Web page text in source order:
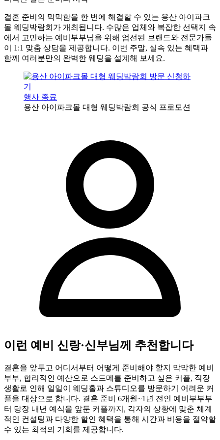
결혼 준비의 막막함을 한 번에 해결할 수 있는 용산 아이파크
몰 웨딩박람회가 개최됩니다. 수많은 업체와 복잡한 선택지 속
에서 고민하는 예비부부님을 위해 엄선된 브랜드와 전문가들
이 1:1 맞춤 상담을 제공합니다. 이번 주말, 실속 있는 혜택과
함께 여러분만의 완벽한 웨딩을 설계해 보세요.
행사 종료
용산 아이파크몰 대형 웨딩박람회 공식 프로모션
이런 예비 신랑·신부님께 추천합니다
결혼을 앞두고 어디서부터 어떻게 준비해야 할지 막막한 예비
부부, 합리적인 예산으로 스드메를 준비하고 싶은 커플, 직장
생활로 인해 일일이 웨딩홀과 스튜디오를 방문하기 어려운 커
플을 대상으로 합니다. 결혼 준비 6개월~1년 전인 예비부부부
터 당장 내년 예식을 앞둔 커플까지, 각자의 상황에 맞춘 체계
적인 컨설팅과 다양한 할인 혜택을 통해 시간과 비용을 절약할
수 있는 최적의 기회를 제공합니다.